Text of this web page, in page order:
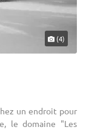
(4)
un endroit pour
le domaine "Les